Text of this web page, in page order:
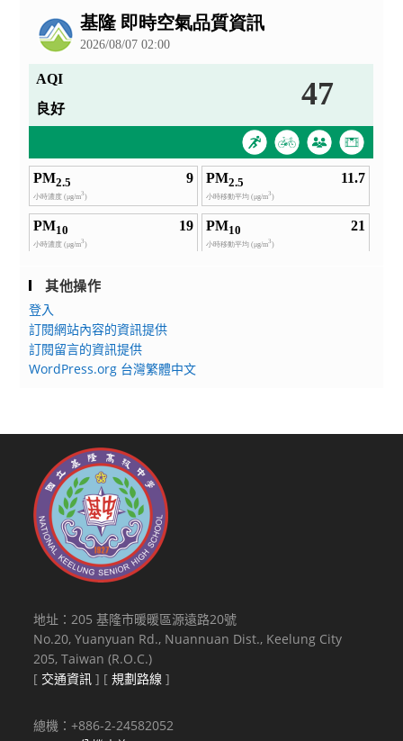
其他操作
登入
訂閱網站內容的資訊提供
訂閱留言的資訊提供
WordPress.org 台灣繁體中文
地址：205 基隆市暖暖區源遠路20號
No.20, Yuanyuan Rd., Nuannuan Dist., Keelung City
205, Taiwan (R.O.C.)
[ 交通資訊 ] [規劃路線 ]
總機：+886-2-24582052